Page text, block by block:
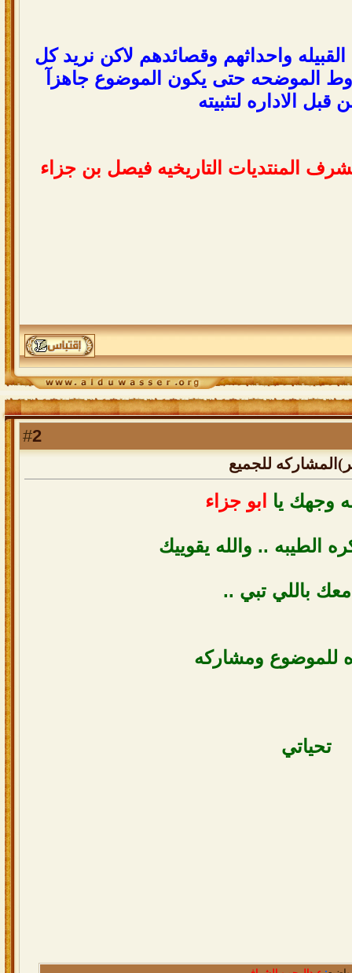
لقبيله و حد ثهم وقصائدهم لكن نر يد كل
وط لموضحه حتى يكون لموضوع جاهز
ن قبل لد ار ه لتثبيته
شر ف لمنتديات لتار يخيه فيصل بن جز اء
2
للجميع
وجهك يا ابو جزاء
الطيبه .. والله يقوييك
باللي تبي ..
للموضوع ومشاركه
تحياتي